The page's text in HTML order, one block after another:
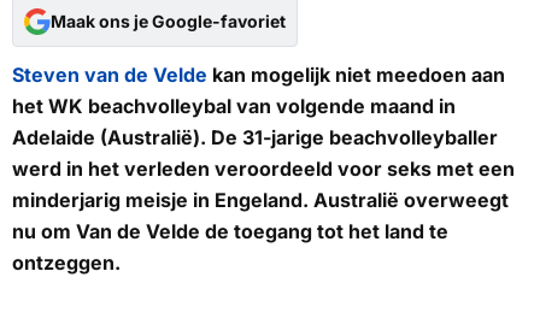
Maak ons je Google-favoriet
Steven van de Velde kan mogelijk niet meedoen aan
het WK beachvolleybal van volgende maand in
Adelaide (Australië). De 31-jarige beachvolleyballer
werd in het verleden veroordeeld voor seks met een
minderjarig meisje in Engeland. Australië overweegt
nu om Van de Velde de toegang tot het land te
ontzeggen.